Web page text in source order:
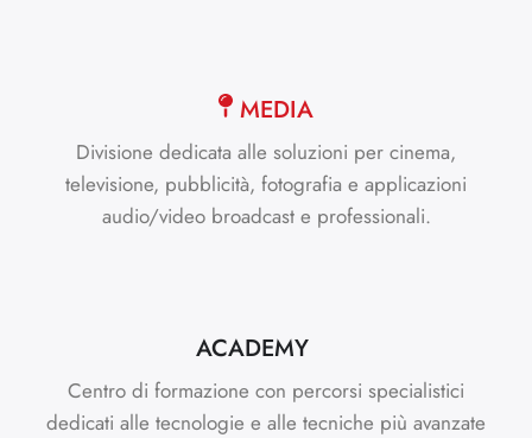
MEDIA
Divisione dedicata alle soluzioni per cinema,
televisione, pubblicità, fotografia e applicazioni
audio/video broadcast e professionali.
ACADEMY
Centro di formazione con percorsi specialistici
dedicati alle tecnologie e alle tecniche più avanzate